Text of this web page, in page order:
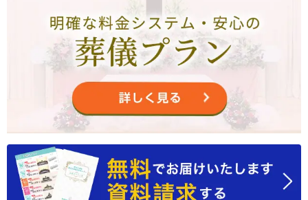
2024年12月
2024年10月
2024年9月
2024年8月
2024年7月